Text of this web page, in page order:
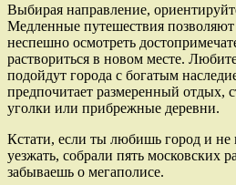
Выбирая направление,
Медленные путешествия позволяют
неспешно осмотреть
раствориться в новом месте.
подойдут города с богатым
предпочитает размеренный отдых,
уголки или прибрежные деревни.
Кстати, если ты любишь город и не
уезжать, собрали пять московских
забываешь о мегаполисе.